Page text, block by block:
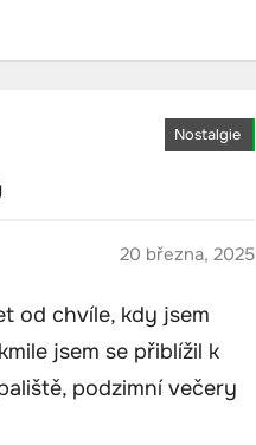
Nostalgie
20 března, 2025
od chvíle, kdy jsem
jsem se přiblížil k
podzimní večery